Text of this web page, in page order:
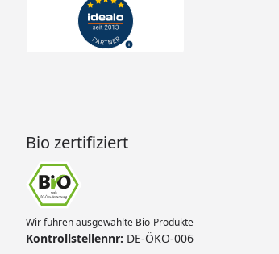
Bio zertifiziert
Wir führen ausgewählte Bio-Produkte
Kontrollstellennr: DE-ÖKO-006